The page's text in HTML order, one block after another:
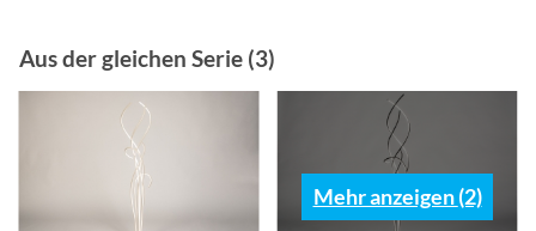
Aus der gleichen Serie (3)
Mehr anzeigen (2)